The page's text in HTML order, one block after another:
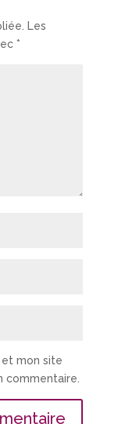
Les
*
et mon site
commentaire.